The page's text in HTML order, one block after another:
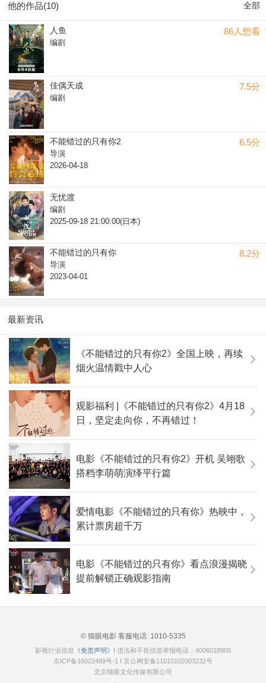
他的作品(10) 全部
86人想看
人鱼
编剧
7.5分
佳偶天成
编剧
6.5分
不能错过的只有你2
导演
2026-04-18
无忧渡
编剧
2025-09-18 21:00:00(日本)
8.2分
不能错过的只有你
导演
2023-04-01
最新资讯
《不能错过的只有你2》全国上映，再续
烟火温情戳中人心
观影福利 |《不能错过的只有你2》4月18
日，坚定走向你，不再错过！
电影《不能错过的只有你2》开机 吴翊歌
搭档李萌萌演绎平行篇
爱情电影《不能错过的只有你》热映中，
累计票房超千万
电影《不能错过的只有你》看点浪漫揭晓
提前解锁正确观影指南
© 猫眼电影 客服电话:1010-5335
影视行业信息 《免责声明》
I 违法和不良信息举报电话：4006018900
京ICP备16022489号-1
京公网安备11010102003232号
北京猫眼文化传媒有限公司